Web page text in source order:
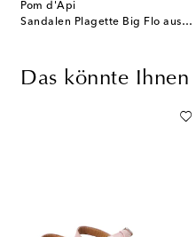
Pom d'Api
Sandalen Plagette Big Flo aus Leder
Das könnte